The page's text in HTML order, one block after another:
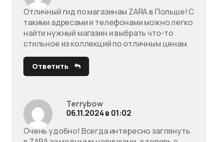
Отличный гид по магазинам ZARA в Польше! С
такими адресами и телефонами можно легко
найти нужный магазин и выбрать что-то
стильное из коллекций по отличным ценам.
Ответить
Terrybow
06.11.2024 в 01:02
Очень удобно! Всегда интересно заглянуть